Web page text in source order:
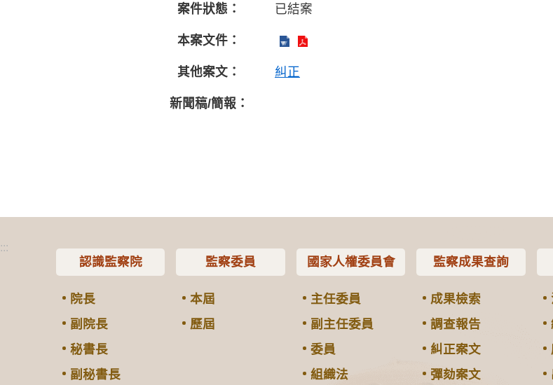
案件狀態： 已結案
本案文件：
其他案文： 糾正
新聞稿/簡報：
:::
認識監察院
院長
副院長
秘書長
副秘書長
監察委員
本屆
歷屆
國家人權委員會
主任委員
副主任委員
委員
組織法
監察成果查詢
成果檢索
調查報告
糾正案文
彈劾案文